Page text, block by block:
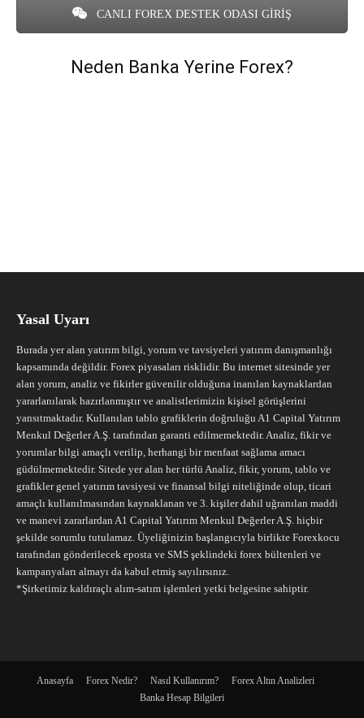
CANLI FOREX DESTEK ODASI GİRİŞ
Neden Banka Yerine Forex?
Yasal Uyarı
Burada yer alan yatırım bilgi, yorum ve tavsiyeleri yatırım danışmanlığı
kapsamında değildir. Forex piyasaları risklidir. Bu internet sitesinde yer
alan yorum, analiz ve fikirler güvenilir olduğuna inanılan kaynaklardan
yararlanılarak hazırlanmıştır ve analistlerimizin kişisel görüşlerini
yansıtmaktadır. Kullanılan tablo grafiklerin doğruluğu A1 Capital Yatırım
Menkul Değerler A.Ş. tarafından garanti edilmemektedir. Analiz, fikir ve
yorumlar bilgi amaçlı verilip, herhangi bir menfaat sağlama amacı
güdülmemektedir. Sitede yer alan her türlü Analiz, fikir, yorum, tablo ve
grafikler genel yatırım tavsiyesi ve finansal bilgi niteliğinde olup, ticari
amaçlı kullanılmasından kaynaklanan ve 3. kişiler dahil uğranılan maddi
ve manevi zararlardan A1 Capital Yatırım Menkul Değerler A.Ş. hiçbir
şekilde sorumlu tutulamaz. Üyeliğinizin başlangıcıyla birlikte Forexkocu
tarafından gönderilecek eposta ve SMS şeklindeki forex bültenleri ve
kampanyaları almayı da kabul etmiş sayılırsınız.
*Şirketimiz kaldıraçlı alım-satım işlemleri yetki belgesine sahiptir.
Anasayfa Forex Nedir? Nasıl Kullanırım?
Forex Altın Analizleri
Banka Hesap Bilgileri